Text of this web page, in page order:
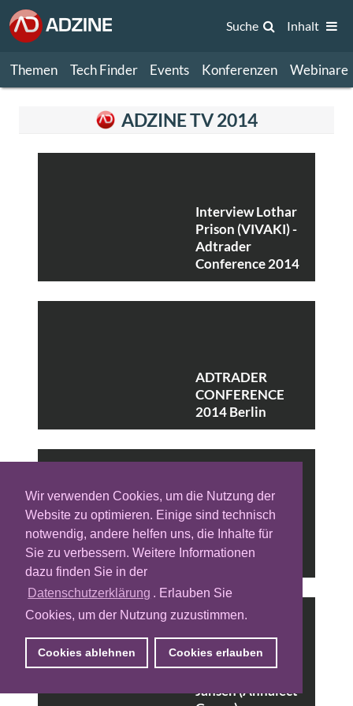
Wir verwenden Cookies, um die Nutzung der
Website zu optimieren. Einige sind technisch
notwendig, andere helfen uns, die Inhalte für
Sie zu verbessern. Weitere Informationen
dazu finden Sie in der
Datenschutzerklärung . Erlauben Sie
Cookies, um der Nutzung zuzustimmen.
Cookies ablehnen Cookies erlauben
Themen Tech Finder Events Konferenzen Webinare
Suche Inhalt
ADZINE TV 2014
Interview Lothar
Prison (VIVAKI) -
Adtrader
Conference 2014
ADTRADER
CONFERENCE
2014 Berlin
Interview Viktor
Zawadzki
(SPREE7) -
Adtrader
Conference 2014
ADTRADER
CONFERENCE
2014 - Sascha
Jansen (Annalect